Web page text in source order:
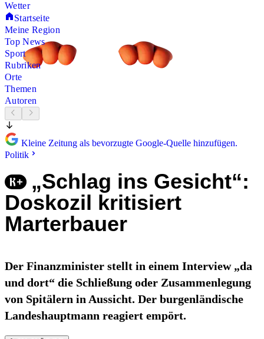
Wetter
Startseite
Meine Region
Top News
Sport
Rubriken
Orte
Themen
Autoren
Kleine Zeitung als bevorzugte Google-Quelle hinzufügen.
Politik
„Schlag ins Gesicht“:
Doskozil kritisiert
Marterbauer
Der Finanzminister stellt in einem Interview „da
und dort“ die Schließung oder Zusammenlegung
von Spitälern in Aussicht. Der burgenländische
Landeshauptmann reagiert empört.